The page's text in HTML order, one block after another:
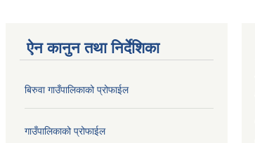
ऐन कानुन तथा निर्देशिका
बिरुवा गाउँपालिकाको प्रोफाईल
गाउँपालिकाको प्रोफाईल